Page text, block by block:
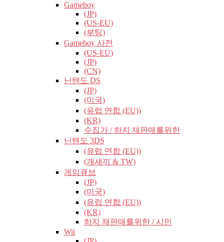
Gameboy
(JP)
(US-EU)
(부팅)
Gameboy 사전
(US-EU)
(JP)
(CN)
닌텐도 DS
(JP)
(미국)
(유럽​​ 연합 (EU))
(KR)
수집가 / 하지 재판매를위한
닌텐도 3DS
(유럽​​ 연합 (EU))
(개새끼 & TW)
게임큐브
(JP)
(미국)
(유럽​​ 연합 (EU))
(KR)
하지 재판매를위한 / 시민
Wii